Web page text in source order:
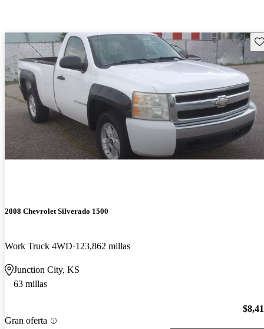
2008 Chevrolet Silverado 1500
Work Truck 4WD 123,862 millas
Junction City, KS
63 millas
Gran oferta